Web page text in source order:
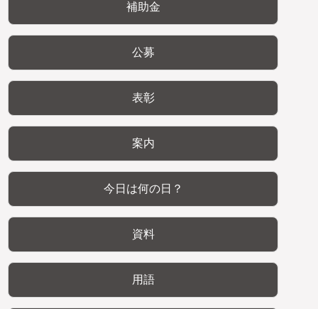
補助金
公募
表彰
案内
今日は何の日？
資料
用語